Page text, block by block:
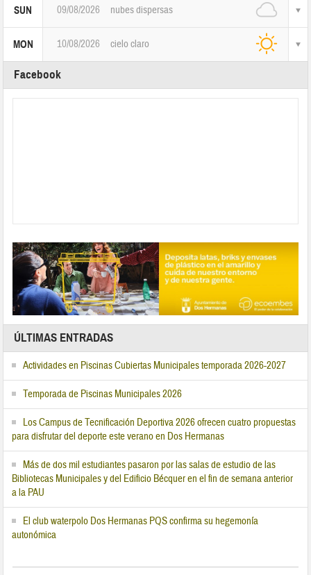
SUN 09/08/2026 nubes dispersas
MON 10/08/2026 cielo claro
Facebook
ÚLTIMAS ENTRADAS
Actividades en Piscinas Cubiertas Municipales temporada 2026-2027
Temporada de Piscinas Municipales 2026
Los Campus de Tecnificación Deportiva 2026 ofrecen cuatro propuestas
para disfrutar del deporte este verano en Dos Hermanas
Más de dos mil estudiantes pasaron por las salas de estudio de las
Bibliotecas Municipales y del Edificio Bécquer en el fin de semana anterior
a la PAU
El club waterpolo Dos Hermanas PQS confirma su hegemonía
autonómica